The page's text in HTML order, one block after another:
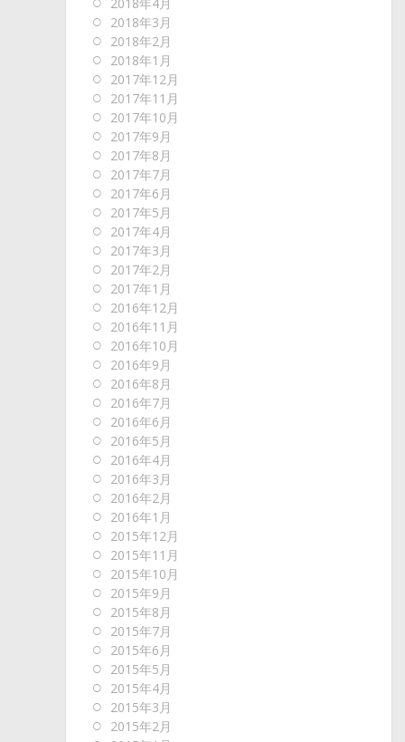
2018年3月
2018年2月
2018年1月
2017年12月
2017年11月
2017年10月
2017年9月
2017年8月
2017年7月
2017年6月
2017年5月
2017年4月
2017年3月
2017年2月
2017年1月
2016年12月
2016年11月
2016年10月
2016年9月
2016年8月
2016年7月
2016年6月
2016年5月
2016年4月
2016年3月
2016年2月
2016年1月
2015年12月
2015年11月
2015年10月
2015年9月
2015年8月
2015年7月
2015年6月
2015年5月
2015年4月
2015年3月
2015年2月